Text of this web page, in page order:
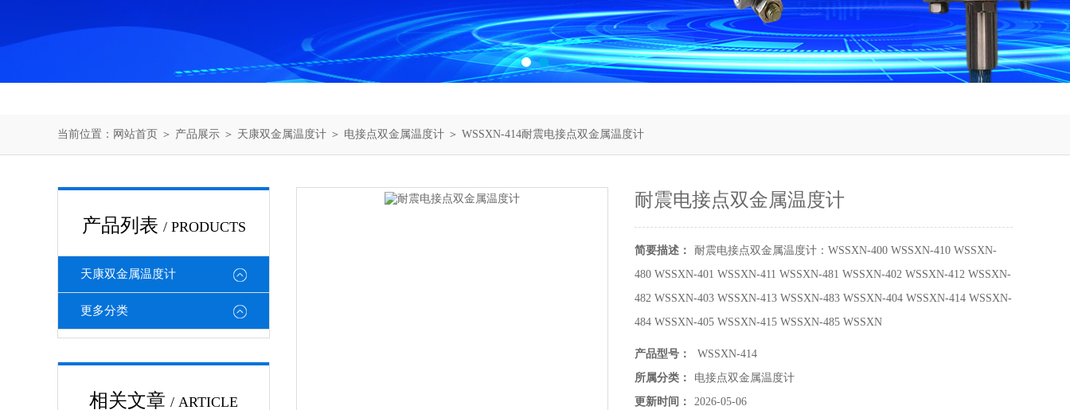
当前位置： 网站首页 ＞ 产品展示 ＞ 天康双金属温度计 ＞ 电接点双金属温度计 ＞ WSSXN-414耐震电接点双金属温度计
产品列表 / PRODUCTS
天康双金属温度计
更多分类
相关文章 / ARTICLE
耐震电接点双金属温度计
简要描述：
耐震电接点双金属温度计：WSSXN-400 WSSXN-410 WSSXN-
480 WSSXN-401 WSSXN-411 WSSXN-481 WSSXN-402 WSSXN-412 WSSXN-
482 WSSXN-403 WSSXN-413 WSSXN-483 WSSXN-404 WSSXN-414 WSSXN-
484 WSSXN-405 WSSXN-415 WSSXN-485 WSSXN
产品型号：
WSSXN-414
所属分类：
电接点双金属温度计
更新时间：
2026-05-06